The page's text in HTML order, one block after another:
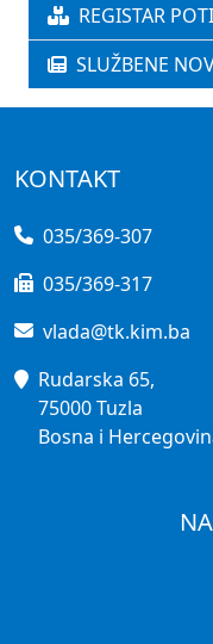
REGISTAR
SLUŽBENE
KONTAKT
035/369-307
035/369-317
vlada@tk.kim.ba
Rudarska 65,
75000 Tuzla
Bosna i